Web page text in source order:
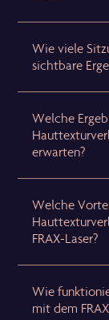
Wie viele
sichtbare
Welche
erwarten?
Welche
FRAX-Laser?
Wie
mit dem